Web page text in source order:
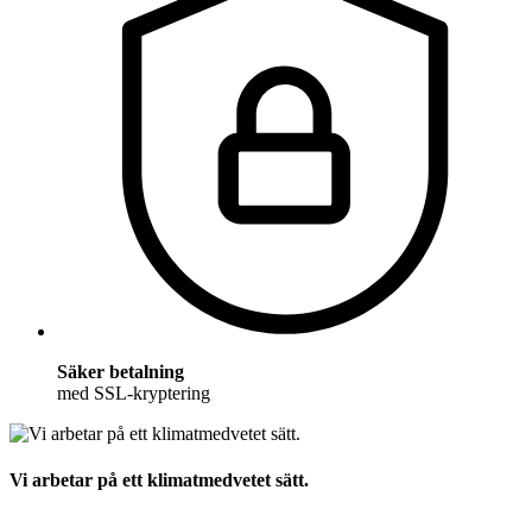
Säker betalning
med SSL-kryptering
Vi arbetar på ett klimatmedvetet sätt.